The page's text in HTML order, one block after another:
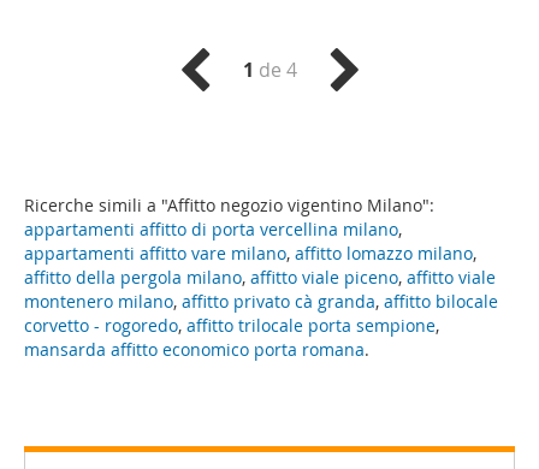
Ricerche simili a "Affitto negozio vigentino Milano":
appartamenti affitto di porta vercellina milano,
appartamenti affitto vare milano, affitto lomazzo milano,
affitto della pergola milano, affitto viale piceno, affitto viale
montenero milano, affitto privato cà granda, affitto bilocale
corvetto - rogoredo, affitto trilocale porta sempione,
mansarda affitto economico porta romana.
1 de 4